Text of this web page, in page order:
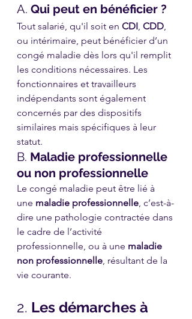
A. Qui peut en bénéficier ?
Tout salarié, qu'il soit en CDI, CDD,
ou intérimaire, peut bénéficier d’un
congé maladie dès lors qu'il remplit
les conditions nécessaires. Les
fonctionnaires et travailleurs
indépendants sont également
concernés par des dispositifs
similaires mais spécifiques à leur
statut.
B. Maladie professionnelle
ou non professionnelle
Le congé maladie peut être lié à
une maladie professionnelle, c’est-à-
dire une pathologie contractée dans
le cadre de l’activité
professionnelle, ou à une maladie
non professionnelle, résultant de la
vie courante.
2. Les démarches à